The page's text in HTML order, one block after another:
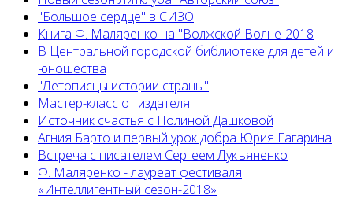
"Большое сердце" в СИЗО
Книга Ф. Маляренко на "Волжской Волне-2018
В Центральной городской библиотеке для детей и
юношества
"Летописцы истории страны"
Мастер-класс от издателя
Источник счастья с Полиной Дашковой
Агния Барто и первый урок добра Юрия Гагарина
Встреча с писателем Сергеем Лукъяненко
Ф. Маляренко - лауреат фестиваля
«Интеллигентный сезон-2018»